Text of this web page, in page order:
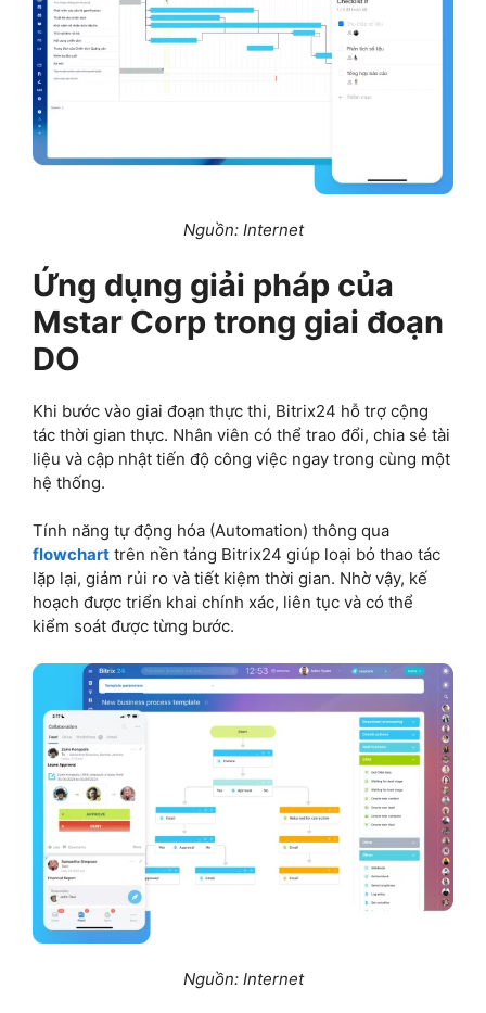
Nguồn: Internet
Ứng dụng giải pháp của
Mstar Corp trong giai đoạn
DO
Khi bước vào giai đoạn thực thi, Bitrix24 hỗ trợ cộng
tác thời gian thực. Nhân viên có thể trao đổi, chia sẻ tài
liệu và cập nhật tiến độ công việc ngay trong cùng một
hệ thống.
Tính năng tự động hóa (Automation) thông qua
flowchart trên nền tảng Bitrix24 giúp loại bỏ thao tác
lặp lại, giảm rủi ro và tiết kiệm thời gian. Nhờ vậy, kế
hoạch được triển khai chính xác, liên tục và có thể
kiểm soát được từng bước.
Nguồn: Internet